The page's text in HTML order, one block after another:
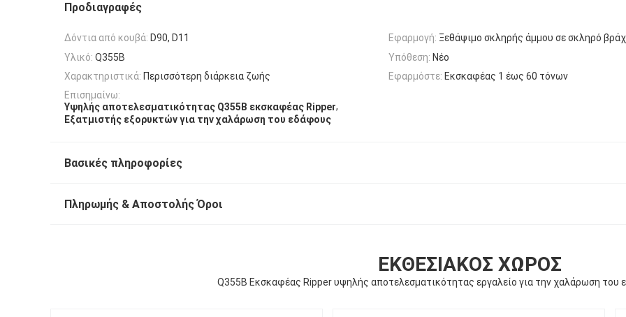
Προδιαγραφές
Δόντια από κουβά: D90, D11 Εφαρμογή: Ξεθάψιμο σκληρής άμμου σε σκληρό
Υλικό: Q355B Υπόθεση: Νέο
Χαρακτηριστικά: Περισσότερη διάρκεια ζωής Εφαρμόστε: Εκσκαφέας 1 έως 60 τόνων
Επισημαίνω:
Υψηλής αποτελεσματικότητας Q355B εκσκαφέας Ripper,
Εξατμιστής εξορυκτών για την χαλάρωση του εδάφους
Βασικές πληροφορίες
Πληρωμής & Αποστολής Όροι
ΕΚΘΕΣΙΑΚΌΣ ΧΏΡΟΣ
Q355B Εκσκαφέας Ripper υψηλής αποτελεσματικότητας εργαλείο για την χαλάρωση του